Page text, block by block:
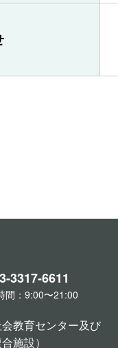
3317-6611
間：9:00〜21:00
教育センター及び
施設）